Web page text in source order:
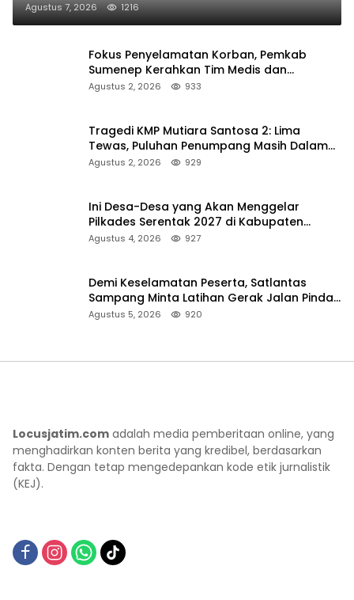
Agustus 7, 2026 1216
Fokus Penyelamatan Korban, Pemkab
Sumenep Kerahkan Tim Medis dan
Ambulans ke Pelabuhan Kalianget
Agustus 2, 2026 933
Tragedi KMP Mutiara Santosa 2: Lima
Tewas, Puluhan Penumpang Masih Dalam
Pencarian
Agustus 2, 2026 929
Ini Desa-Desa yang Akan Menggelar
Pilkades Serentak 2027 di Kabupaten
Sumenep
Agustus 4, 2026 927
Demi Keselamatan Peserta, Satlantas
Sampang Minta Latihan Gerak Jalan Pindah
ke Lokasi Aman
Agustus 5, 2026 920
Locusjatim.com adalah media pemberitaan online, yang
menghadirkan konten berita yang kredibel, berdasarkan
fakta. Dengan tetap mengedepankan kode etik jurnalistik
(KEJ).